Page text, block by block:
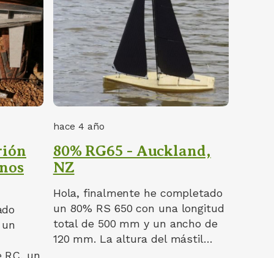
un
hace 4 año
80% RG65 - Auckland,
NZ
Hola, finalmente he completado
un 80% RS 650 con una longitud
total de 500 mm y un ancho de
120 mm. La altura del mástil…